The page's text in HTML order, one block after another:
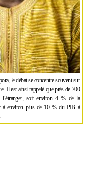
le débat se concentre souvent sur
Il est ainsi rappelé que près de 700
l’étranger, soit environ 4 % de la
à environ plus de 10 % du PIB à